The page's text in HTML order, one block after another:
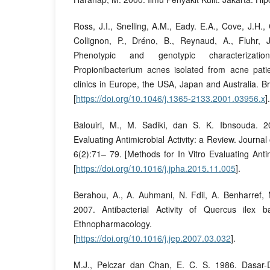
Ross, J.I., Snelling, A.M., Eady. E.A., Cove, J.H.,
Collignon, P., Dréno, B., Reynaud, A., Fluhr,
Phenotypic and genotypic
Propionibacterium acnes isolated from acne
clinics in Europe, the USA, Japan and Australia.
[https://doi.org/10.1046/j.1365-2133.2001.03956.x].
Balouiri, M., M. Sadiki, dan S. K. Ibnsouda.
Evaluating Antimicrobial Activity: a Review.
6(2):71– 79. [Methods for In Vitro Evaluating
[https://doi.org/10.1016/j.jpha.2015.11.005].
Berahou, A., A. Auhmani, N. Fdil, A.
2007. Antibacterial Activity of Quercus ilex
Ethnopharmacology.
[https://doi.org/10.1016/j.jep.2007.03.032].
M.J., Pelczar dan Chan, E. C. S. 1986. Dasar-